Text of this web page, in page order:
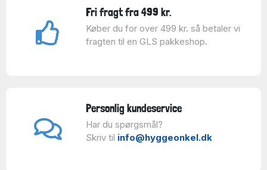
Fri fragt fra 499 kr.
Køber du for over 499 kr. så betaler vi
fragten til en GLS pakkeshop.
Personlig kundeservice
Har du spørgsmål?
Skriv til info@hyggeonkel.dk